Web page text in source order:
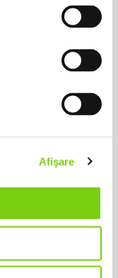
Afişare